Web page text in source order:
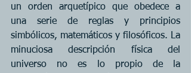
un orden arquetípico que obedece a
una serie de reglas y principios
simbólicos, matemáticos y filosóficos. La
minuciosa descripción física del
universo no es lo propio de la